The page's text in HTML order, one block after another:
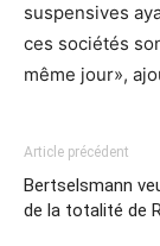
suspensives
ces sociétés
même jour»,
Article précédent
Bertselsmann
de la totalité de